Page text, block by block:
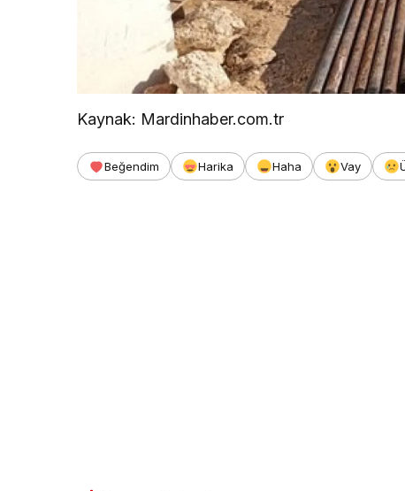
Kaynak: Mardinhaber.com.tr
Beğendim Harika Haha Vay